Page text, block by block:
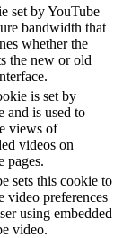
set by YouTube
bandwidth that
whether the
the new or old
is set by
and is used to
views of
videos on
pages.
sets this cookie to
video preferences
using embedded
video.